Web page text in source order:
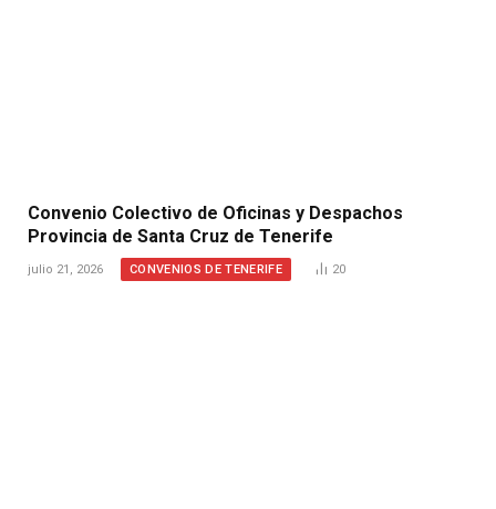
Convenio Colectivo de Oficinas y Despachos
Provincia de Santa Cruz de Tenerife
julio 21, 2026 CONVENIOS DE TENERIFE 20